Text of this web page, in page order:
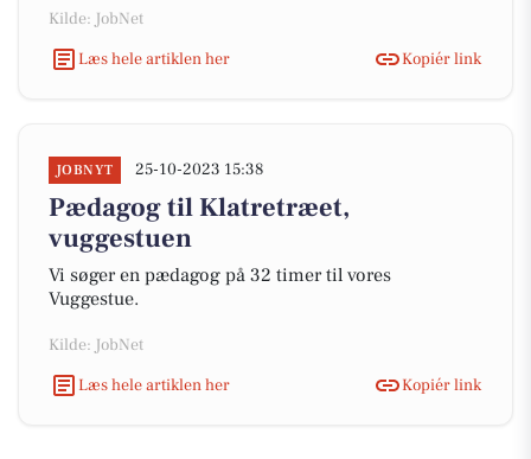
Kilde: JobNet
Læs hele artiklen her
Kopiér link
JOBNYT 25-10-2023 15:38
Pædagog til Klatretræet,
vuggestuen
Vi søger en pædagog på 32 timer til vores
Vuggestue.
Kilde: JobNet
Læs hele artiklen her
Kopiér link